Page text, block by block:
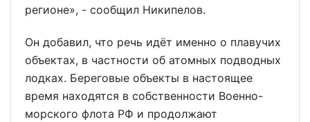
регионе», - сообщил Никипелов.
Он добавил, что речь идёт именно о плавучих
объектах, в частности об атомных подводных
лодках. Береговые объекты в настоящее
время находятся в собственности Военно-
морского флота РФ и продолжают